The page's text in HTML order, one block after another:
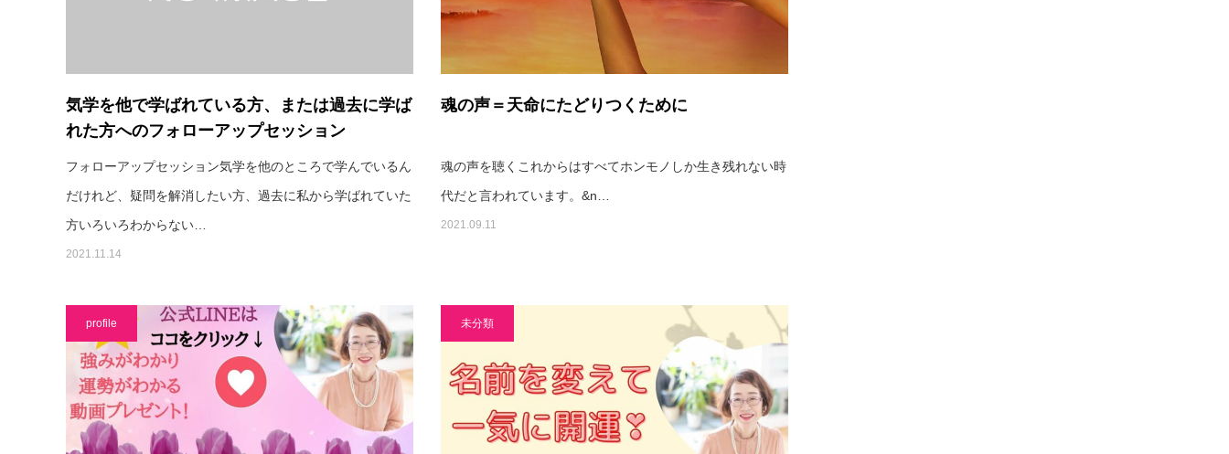
気学を他で学ばれている方、または過去に学ば
れた方へのフォローアップセッション
フォローアップセッション気学を他のところで学んでいるん
だけれど、疑問を解消したい方、過去に私から学ばれていた
方いろいろわからない…
2021.11.14
魂の声＝天命にたどりつくために
魂の声を聴くこれからはすべてホンモノしか生き残れない時
代だと言われています。&n…
2021.09.11
profile 未分類